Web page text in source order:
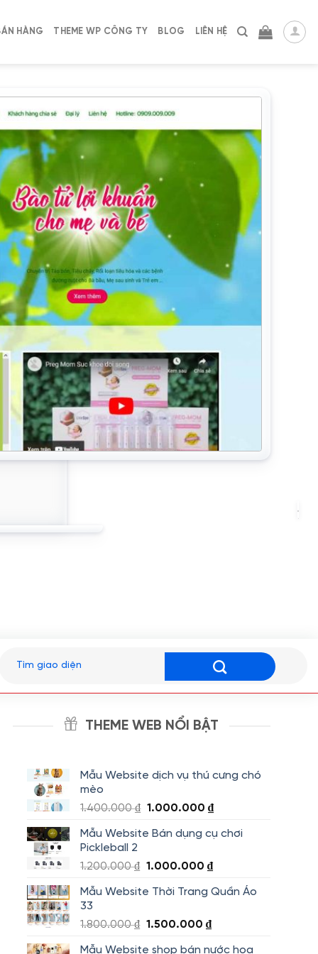
HÀNG THEME WP CÔNG TY BLOG LIÊN HỆ
kiếm:
THEME WEB NỔI BẬT
Mẫu Website dịch vụ thú cưng chó
mèo
1.400.000₫ Giá
là:
1.000.000₫Giá
tại
1.000.000 ₫.
Mẫu Website Bán dụng cụ chơi
Pickleball 2
1.200.000₫ Giá
là:
1.000.000₫Giá
tại
Mẫu Website Thời Trang Quần Áo
33
1.800.000₫ Giá
1.500.000₫Giá
Mẫu Website shop bán nước hoa